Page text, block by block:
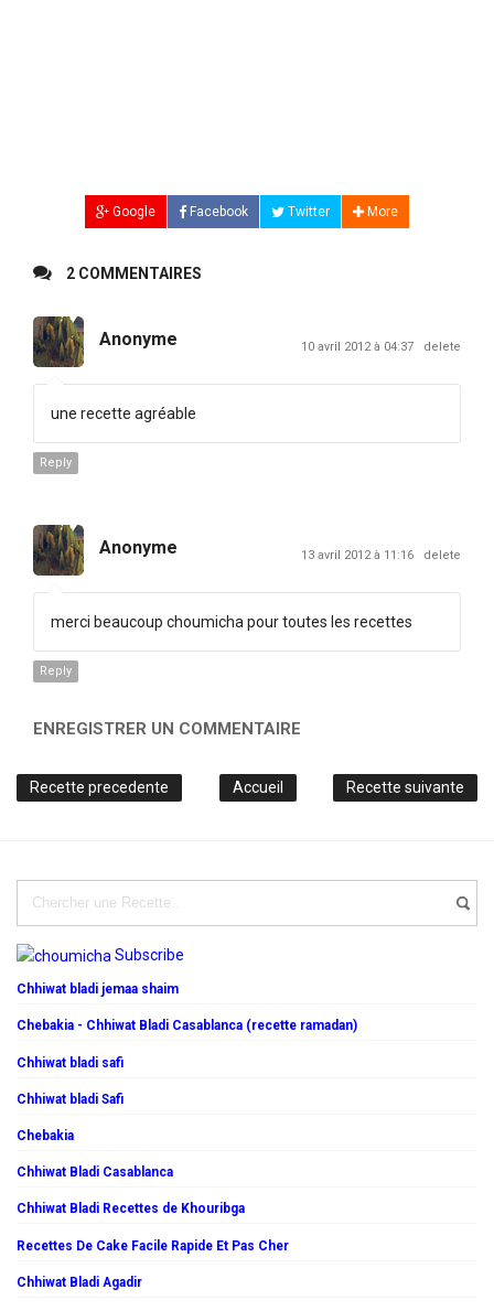
Google Facebook Twitter More
2 COMMENTAIRES
Anonyme 10 avril 2012 à 04:37 delete
une recette agréable
Reply
Anonyme 13 avril 2012 à 11:16 delete
merci beaucoup choumicha pour toutes les recettes
Reply
ENREGISTRER UN COMMENTAIRE
Recette precedente Recette suivante
Accueil
Subscribe
Chhiwat bladi jemaa shaim
Chebakia - Chhiwat Bladi Casablanca (recette ramadan)
Chhiwat bladi safi
Chhiwat bladi Safi
Chebakia
Chhiwat Bladi Casablanca
Chhiwat Bladi Recettes de Khouribga
Recettes De Cake Facile Rapide Et Pas Cher
Chhiwat Bladi Agadir